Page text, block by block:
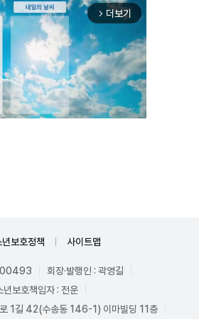
arrow_forward_ios 더보기
보호정책 사이트맵
00493
회장·발행인 : 곽영길
년보호책임자 : 전운
1길 42(수송동 146-1) 이마빌딩 11층